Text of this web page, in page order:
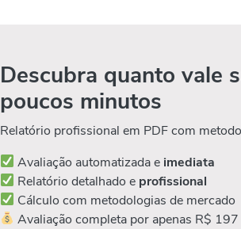
Descubra quanto vale
poucos minutos
Relatório profissional em PDF com
Avaliação automatizada e imediata
Relatório detalhado e profissional
Cálculo com metodologias de mercado
Avaliação completa por apenas R$ 197